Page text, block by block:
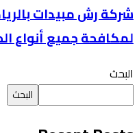
شركة رش مبيدات
لمكافحة جميع أنواع
البحث
البحث